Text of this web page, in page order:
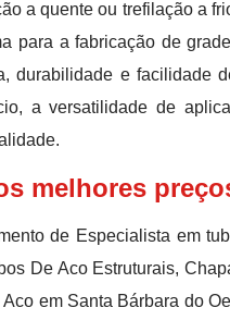
a quente ou trefilação a
para a fabricação de
durabilidade e facilidade
a versatilidade de
melhores
de Especialista em
De Aco Estruturais,
em Santa Bárbara do